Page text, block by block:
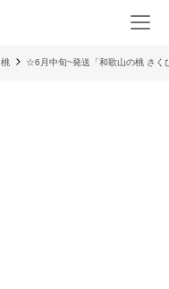
桃 ☆6月中旬~発送「和歌山の桃 さく